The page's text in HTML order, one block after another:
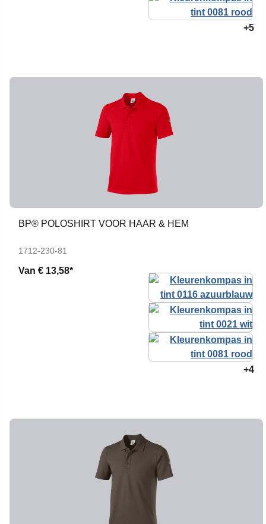
+5
BP® POLOSHIRT VOOR HAAR & HEM
1712-230-81
Van € 13,58*
+4